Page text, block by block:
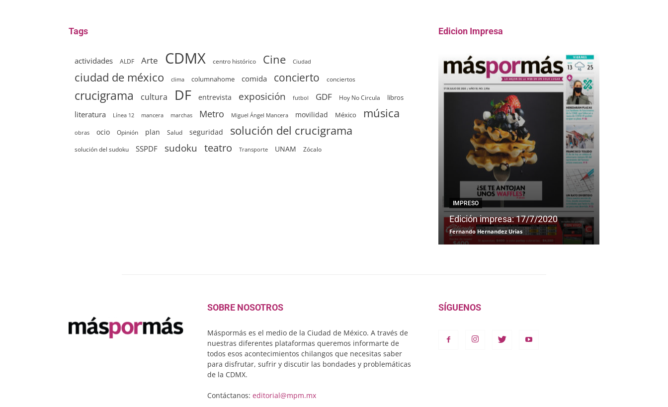
Tags
actividades ALDF Arte CDMX centro histórico Cine Ciudad
ciudad de méxico clima columnahome comida concierto conciertos
crucigrama cultura DF entrevista exposición futbol GDF Hoy No Circula libros
literatura Línea 12 mancera marchas Metro Miguel Ángel Mancera movilidad México música
obras ocio Opinión plan Salud seguridad solución del crucigrama
solución del sudoku SSPDF sudoku teatro Transporte UNAM Zócalo
Edicion Impresa
IMPRESO
Edición impresa: 17/7/2020
Fernando Hernandez Urias
SOBRE NOSOTROS
Máspormás es el medio de la Ciudad de México. A través de
nuestras diferentes plataformas queremos informarte de
todos esos acontecimientos chilangos que necesitas saber
para disfrutar, sufrir y discutir las bondades y problemáticas
de la CDMX.
Contáctanos: editorial@mpm.mx
SÍGUENOS